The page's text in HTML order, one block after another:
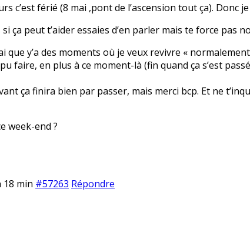
c’est férié (8 mai ,pont de l’ascension tout ça).
ça peut t’aider essaies d’en parler mais te force pas
que y’a des moments où je veux revivre «
faire, en plus à ce moment-là (fin quand ça s’est
ça finira bien par passer, mais merci bcp. Et ne
week-end ?
18 min #57263 Répondre